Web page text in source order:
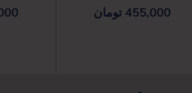
455,000 تومان